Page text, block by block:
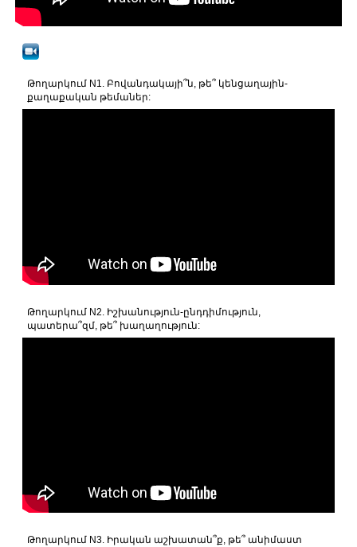
Թողարկում N1. Բովանդակայի՞ն, թե՞ կենցաղային-
քաղաքական թեմաներ:
Թողարկում N2. Իշխանություն-ընդդիմություն,
պատերա՞զմ, թե՞ խաղաղություն:
Թողարկում N3. Իրական աշխատան՞ք, թե՞ անիմաստ